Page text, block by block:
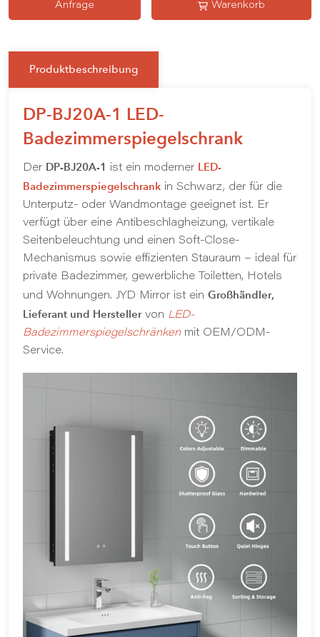
Anfrage Warenkorb
Produktbeschreibung
DP-BJ20A-1 LED-
Badezimmerspiegelschrank
Der DP-BJ20A-1 ist ein moderner LED-
Badezimmerspiegelschrank in Schwarz, der für die
Unterputz- oder Wandmontage geeignet ist. Er
verfügt über eine Antibeschlagheizung, vertikale
Seitenbeleuchtung und einen Soft-Close-
Mechanismus sowie effizienten Stauraum – ideal für
private Badezimmer, gewerbliche Toiletten, Hotels
und Wohnungen. JYD Mirror ist ein Großhändler,
Lieferant und Herstellervon LED-
Badezimmerspiegelschränkenmit OEM/ODM-
Service.